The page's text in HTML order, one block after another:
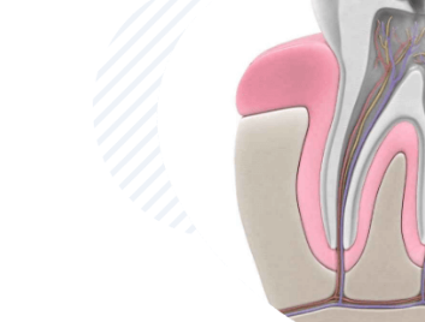
Inlay/onlay delne
Zobna proteza